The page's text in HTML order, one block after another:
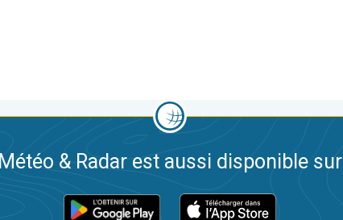
Météo & Radar est aussi disponible sur